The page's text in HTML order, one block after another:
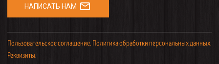
НАПИСАТЬ НАМ mail_outline
Пользовательское соглашение. Политика обработки персональных данных.
Реквизиты.